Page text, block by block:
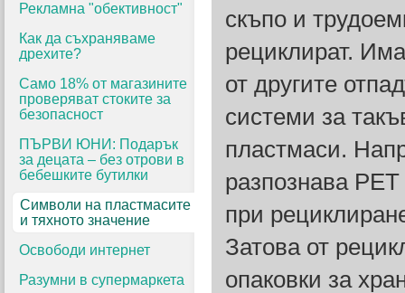
Рекламна "обективност"
Как да съхраняваме
дрехите?
Само 18% от магазините
проверяват стоките за
безопасност
ПЪРВИ ЮНИ: Подарък
за децата – без отрови в
бебешките бутилки
Символи на пластмасите
и тяхното значение
Освободи интернет
Разумни в супермаркета
скъпо и
рециклират.
от другите
системи за
пластмаси.
разпознава
при
Затова от
опаковки за